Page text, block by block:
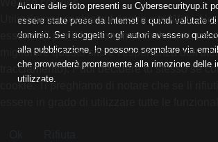
Alcune delle foto presenti su Cybersecurityup.it
essere state prese da Internet e quindi valutate
dominio. Se i soggetti o gli autori avessero
alla pubblicazione, lo possono segnalare via
che provvederà prontamente alla rimozione delle
utilizzate.
We use cookies
Utilizziamo i cookie sul nostro sito Web.
essenziali per il funzionamento del sito,
migliorare questo sito e l'esperienza
tracciamento). Puoi decidere tu stesso se
cookie. Ti preghiamo di notare che se li